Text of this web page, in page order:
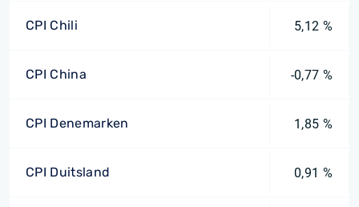
CPI Chili 5,12 %
CPI China -0,77 %
CPI Denemarken 1,85 %
CPI Duitsland 0,91 %